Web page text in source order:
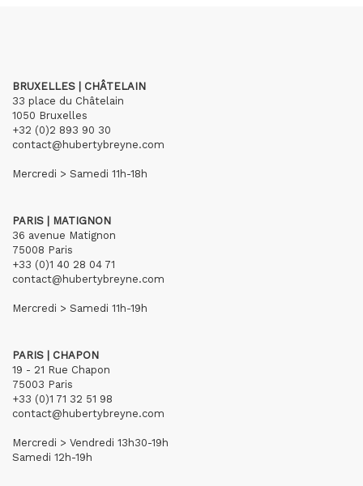
BRUXELLES | CHÂTELAIN
33 place du Châtelain
1050 Bruxelles
+32 (0)2 893 90 30
contact@hubertybreyne.com
Mercredi > Samedi 11h-18h
PARIS | MATIGNON
36 avenue Matignon
75008 Paris
+33 (0)1 40 28 04 71
contact@hubertybreyne.com
Mercredi > Samedi 11h-19h
PARIS | CHAPON
19 - 21 Rue Chapon
75003 Paris
+33 (0)1 71 32 51 98
contact@hubertybreyne.com
Mercredi > Vendredi 13h30-19h
Samedi 12h-19h